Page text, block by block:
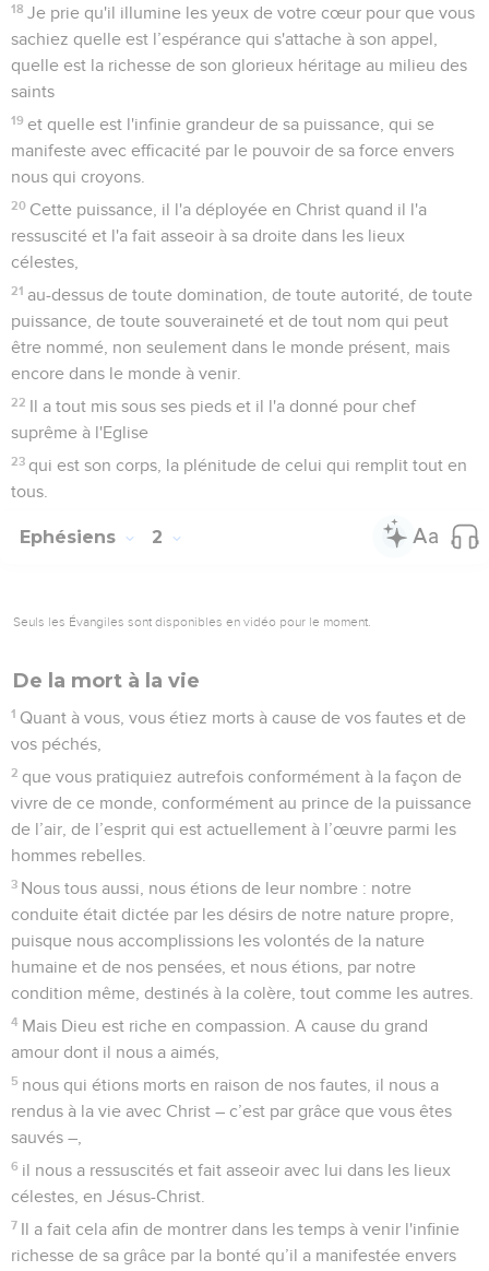
18 Je prie qu'il illumine les yeux de votre cœur pour que vous
sachiez quelle est l’espérance qui s'attache à son appel,
quelle est la richesse de son glorieux héritage au milieu des
saints
19 et quelle est l'infinie grandeur de sa puissance, qui se
manifeste avec efficacité par le pouvoir de sa force envers
nous qui croyons.
20 Cette puissance, il l'a déployée en Christ quand il l'a
ressuscité et l'a fait asseoir à sa droite dans les lieux
célestes,
21 au-dessus de toute domination, de toute autorité, de toute
puissance, de toute souveraineté et de tout nom qui peut
être nommé, non seulement dans le monde présent, mais
encore dans le monde à venir.
22 Il a tout mis sous ses pieds et il l'a donné pour chef
suprême à l'Eglise
23 qui est son corps, la plénitude de celui qui remplit tout en
tous.
Ephésiens 2
Seuls les Évangiles sont disponibles en vidéo pour le moment.
De la mort à la vie
1 Quant à vous, vous étiez morts à cause de vos fautes et de
vos péchés,
2 que vous pratiquiez autrefois conformément à la façon de
vivre de ce monde, conformément au prince de la puissance
de l’air, de l’esprit qui est actuellement à l’œuvre parmi les
hommes rebelles.
3 Nous tous aussi, nous étions de leur nombre : notre
conduite était dictée par les désirs de notre nature propre,
puisque nous accomplissions les volontés de la nature
humaine et de nos pensées, et nous étions, par notre
condition même, destinés à la colère, tout comme les autres.
4 Mais Dieu est riche en compassion. A cause du grand
amour dont il nous a aimés,
5 nous qui étions morts en raison de nos fautes, il nous a
rendus à la vie avec Christ – c’est par grâce que vous êtes
sauvés –,
6 il nous a ressuscités et fait asseoir avec lui dans les lieux
célestes, en Jésus-Christ.
7 Il a fait cela afin de montrer dans les temps à venir l'infinie
richesse de sa grâce par la bonté qu’il a manifestée envers